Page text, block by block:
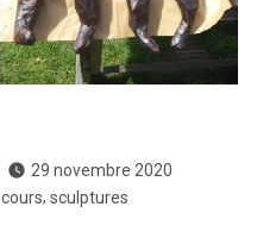
29 novembre 2020
Étiquettes :
cours, sculptures